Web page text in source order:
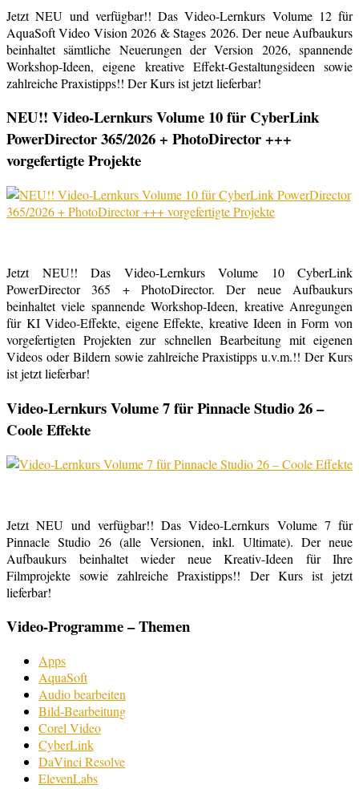
Jetzt NEU und verfügbar!! Das Video-Lernkurs Volume 12 für
AquaSoft Video Vision 2026 & Stages 2026. Der neue Aufbaukurs
beinhaltet sämtliche Neuerungen der Version 2026, spannende
Workshop-Ideen, eigene kreative Effekt-Gestaltungsideen sowie
zahlreiche Praxistipps!! Der Kurs ist jetzt lieferbar!
NEU!! Video-Lernkurs Volume 10 für CyberLink
PowerDirector 365/2026 + PhotoDirector +++
vorgefertigte Projekte
Jetzt NEU!! Das Video-Lernkurs Volume 10 CyberLink
PowerDirector 365 + PhotoDirector. Der neue Aufbaukurs
beinhaltet viele spannende Workshop-Ideen, kreative Anregungen
für KI Video-Effekte, eigene Effekte, kreative Ideen in Form von
vorgefertigten Projekten zur schnellen Bearbeitung mit eigenen
Videos oder Bildern sowie zahlreiche Praxistipps u.v.m.!! Der Kurs
ist jetzt lieferbar!
Video-Lernkurs Volume 7 für Pinnacle Studio 26 –
Coole Effekte
Jetzt NEU und verfügbar!! Das Video-Lernkurs Volume 7 für
Pinnacle Studio 26 (alle Versionen, inkl. Ultimate). Der neue
Aufbaukurs beinhaltet wieder neue Kreativ-Ideen für Ihre
Filmprojekte sowie zahlreiche Praxistipps!! Der Kurs ist jetzt
lieferbar!
Video-Programme – Themen
Apps
AquaSoft
Audio bearbeiten
Bild-Bearbeitung
Corel Video
CyberLink
DaVinci Resolve
ElevenLabs